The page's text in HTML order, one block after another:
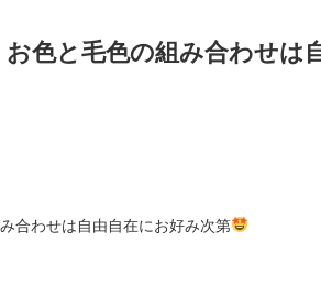
色と毛色の組み合わせは
合わせは自由自在にお好み次第